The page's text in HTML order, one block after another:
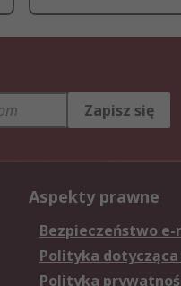
Zapisz się
Aspekty prawne
Bezpieczeństwo
Polityka
Polityka